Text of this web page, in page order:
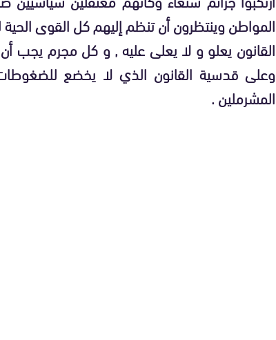
المواطن وينتظرون أن تنظم إليهم كل القوى
القانون يعلو و لا يعلى عليه , و كل مجرم يجب
وعلى قدسية القانون الذي لا يخضع
المشرملين .